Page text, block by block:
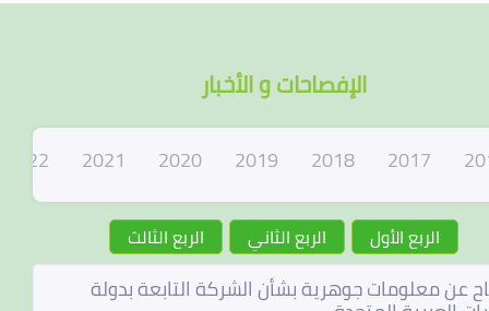
الإفصاحات و الأخبار
2017
2018
2019
2020
2021
2022
الربع الأول الربع الثاني الربع الثالث
عن معلومات جوهرية بشأن الشركة التابعة بدولة